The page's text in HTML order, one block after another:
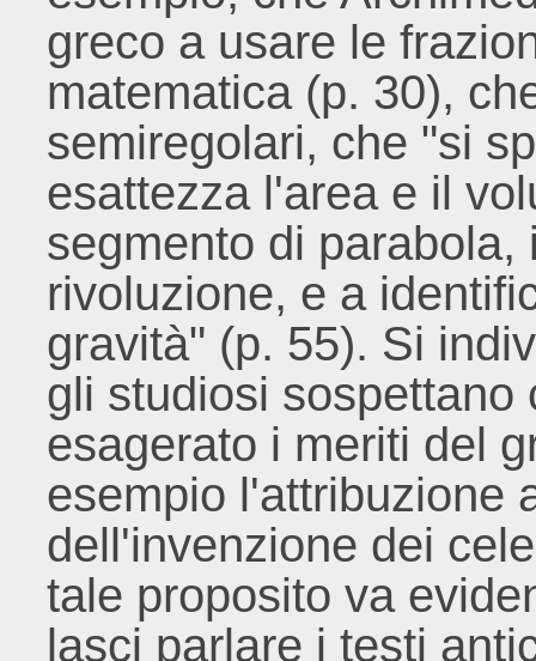
greco a usare le
matematica (p. 30),
semiregolari, che "si
esattezza l'area e il
segmento di
rivoluzione, e a
gravità" (p. 55). Si
gli studiosi sospettano
esagerato i meriti del
esempio l'attribuzione
dell'invenzione dei
tale proposito va
lasci parlare i testi